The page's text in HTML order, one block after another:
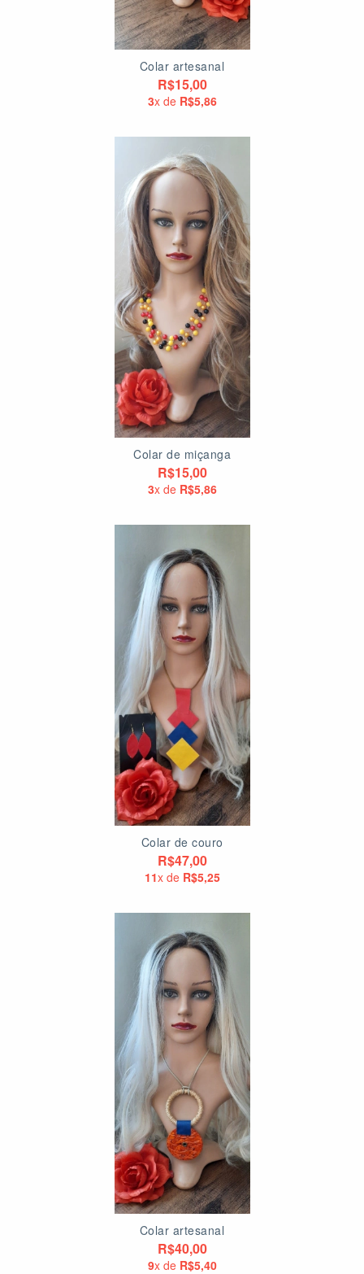
Colar artesanal
R$15,00
3x de R$5,86
Colar de miçanga
R$15,00
3x de R$5,86
Colar de couro
R$47,00
11x de R$5,25
Colar artesanal
R$40,00
9x de R$5,40